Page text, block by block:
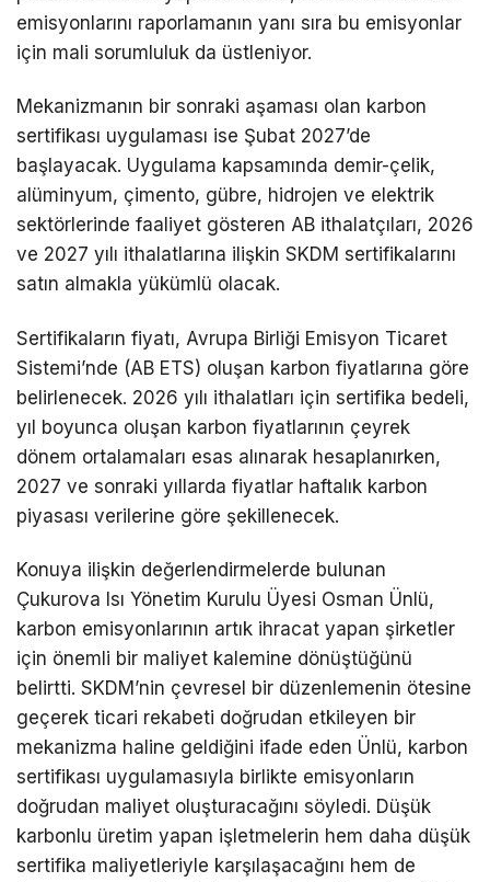
emisyonlarını raporlamanın yanı sıra bu emisyonlar
için mali sorumluluk da üstleniyor.
Mekanizmanın bir sonraki aşaması olan karbon
sertifikası uygulaması ise Şubat 2027’de
başlayacak. Uygulama kapsamında demir-çelik,
alüminyum, çimento, gübre, hidrojen ve elektrik
sektörlerinde faaliyet gösteren AB ithalatçıları, 2026
ve 2027 yılı ithalatlarına ilişkin SKDM sertifikalarını
satın almakla yükümlü olacak.
Sertifikaların fiyatı, Avrupa Birliği Emisyon Ticaret
Sistemi’nde (AB ETS) oluşan karbon fiyatlarına göre
belirlenecek. 2026 yılı ithalatları için sertifika bedeli,
yıl boyunca oluşan karbon fiyatlarının çeyrek
dönem ortalamaları esas alınarak hesaplanırken,
2027 ve sonraki yıllarda fiyatlar haftalık karbon
piyasası verilerine göre şekillenecek.
Konuya ilişkin değerlendirmelerde bulunan
Çukurova Isı Yönetim Kurulu Üyesi Osman Ünlü,
karbon emisyonlarının artık ihracat yapan şirketler
için önemli bir maliyet kalemine dönüştüğünü
belirtti. SKDM’nin çevresel bir düzenlemenin ötesine
geçerek ticari rekabeti doğrudan etkileyen bir
mekanizma haline geldiğini ifade eden Ünlü, karbon
sertifikası uygulamasıyla birlikte emisyonların
doğrudan maliyet oluşturacağını söyledi. Düşük
karbonlu üretim yapan işletmelerin hem daha düşük
sertifika maliyetleriyle karşılaşacağını hem de